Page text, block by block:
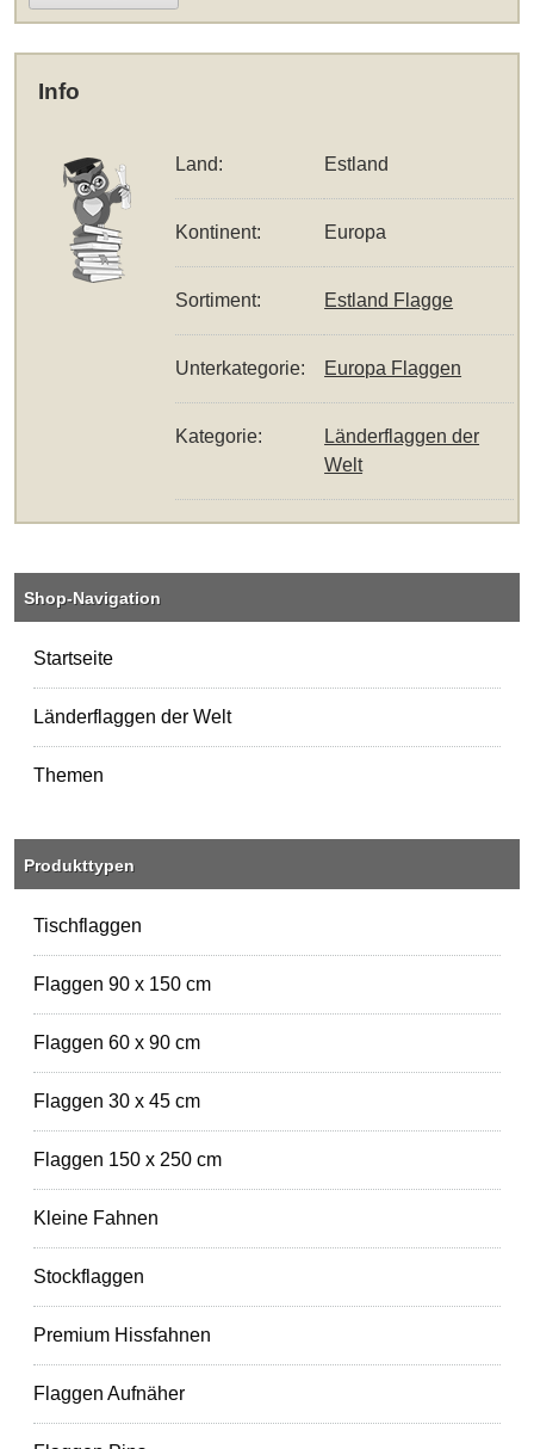
Info
Land: Estland
Kontinent: Europa
Sortiment: Estland Flagge
Unterkategorie: Europa Flaggen
Kategorie:
Länderflaggen der
Welt
Shop-Navigation
Startseite
Länderflaggen der Welt
Themen
Produkttypen
Tischflaggen
Flaggen 90 x 150 cm
Flaggen 60 x 90 cm
Flaggen 30 x 45 cm
Flaggen 150 x 250 cm
Kleine Fahnen
Stockflaggen
Premium Hissfahnen
Flaggen Aufnäher